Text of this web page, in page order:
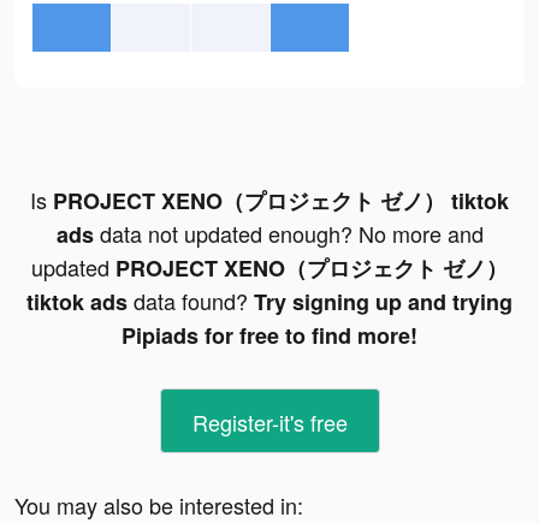
Is PROJECT XENO（プロジェクト ゼノ） tiktok
adsdata not updated enough? No more and
updated PROJECT XENO（プロジェクト ゼノ）
tiktok adsdata found? Try signing up and trying
Pipiads for free to find more!
Register-it's free
You may also be interested in: